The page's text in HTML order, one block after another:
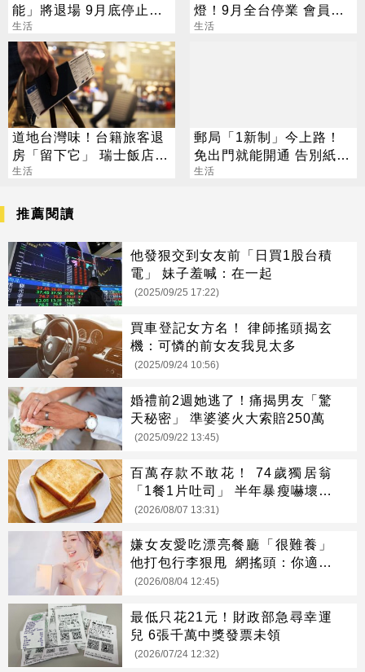
能」將退場 9月底停止服
務
生活
燈！9月全台停業 會員退
費方案一次看
生活
道地台灣味！台籍旅客退
房「留下它」 瑞士飯店員
工吃上癮
生活
郵局「1新制」今上路！
免出門就能開通 告別紙本
不用跑臨櫃
生活
推薦閱讀
他發狠交到女友前「日買1股台積
電」 妹子羞喊：在一起
(2025/09/25 17:22)
買車登記女方名！ 律師搖頭揭玄
機：可憐的前女友我見太多
(2025/09/24 10:56)
婚禮前2週她逃了！痛揭男友「驚
天秘密」 準婆婆火大索賠250萬
(2025/09/22 13:45)
百萬存款不敢花！ 74歲獨居翁
「1餐1片吐司」 半年暴瘦嚇壞女
兒
(2026/08/07 13:31)
嫌女友愛吃漂亮餐廳「很難養」
他打包行李狠甩 網搖頭：你適合
單身
(2026/08/04 12:45)
最低只花21元！財政部急尋幸運
兒 6張千萬中獎發票未領
(2026/07/24 12:32)